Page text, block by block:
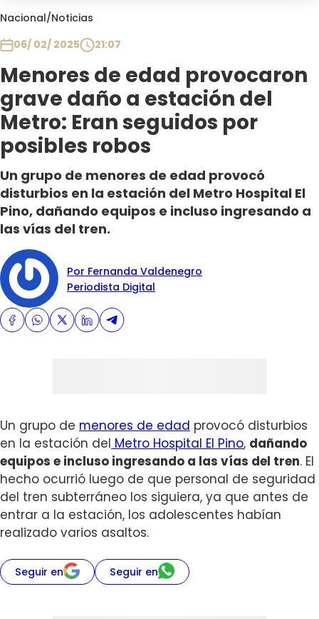
Nacional/Noticias
06/ 02/ 2025
21:07
Menores de edad provocaron
grave daño a estación del
Metro: Eran seguidos por
posibles robos
Un grupo de menores de edad provocó
disturbios en la estación del Metro Hospital El
Pino, dañando equipos e incluso ingresando a
las vías del tren.
Por Fernanda Valdenegro
Periodista Digital
Un grupo de menores de edad provocó disturbios
en la estación del Metro Hospital El Pino, dañando
equipos e incluso ingresando a las vías del tren. El
hecho ocurrió luego de que personal de seguridad
del tren subterráneo los siguiera, ya que antes de
entrar a la estación, los adolescentes habían
realizado varios asaltos.
Seguir en Seguir en
Club De La Comedia
Plan Perfecto
El Tiempo
Sabingo
Todos Los Programas